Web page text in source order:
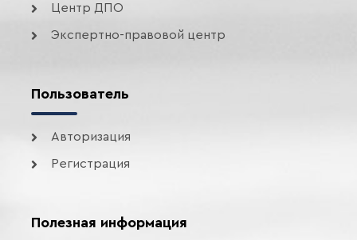
Центр ДПО
Экспертно-правовой центр
Пользователь
Авторизация
Регистрация
Полезная информация